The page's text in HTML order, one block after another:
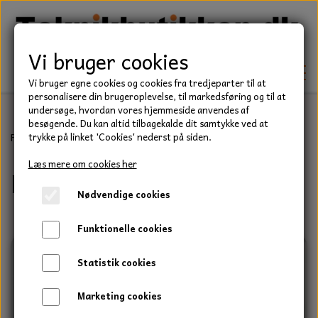
TEKNIK
KILEREMME
LEJER
PAKDÅSER
LÅSERINGE
BEFÆSTELSE
HAVE/PARK
UNIVERSALE REMME TIL PLÆNEKLIPPER OG
HAVETRAKTOR
TRAKTOR/ENTREPRENØR
Forside Eldele Startere Briggs & Stratton
Briggs & Stratton
Vi bruger cookies
Vi bruger egne cookies og cookies fra tredjeparter til at
personalisere din brugeroplevelse, til markedsføring og til at
undersøge, hvordan vores hjemmeside anvendes af
besøgende. Du kan altid tilbagekalde dit samtykke ved at
trykke på linket 'Cookies' nederst på siden.
Læs mere om cookies her
Nødvendige cookies
Funktionelle cookies
Statistik cookies
Marketing cookies